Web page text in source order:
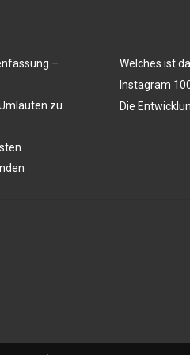
–
zu
Welches ist
Instagram
Die